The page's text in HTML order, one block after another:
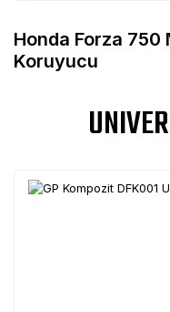
Honda Forza 750
Koruyucu